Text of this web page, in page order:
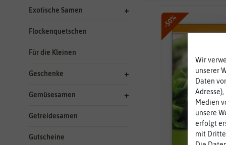
Exotische Samen
Flockenquetschen
Für die Kleinen
Geschenke
Gemüsesamen
Getreidesamen
Gutscheine
-50%
Wir
unserer
Daten
Medien
unsere
erfolgt
mit